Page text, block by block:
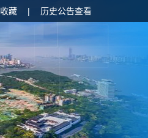
藏 | 历史公告查看